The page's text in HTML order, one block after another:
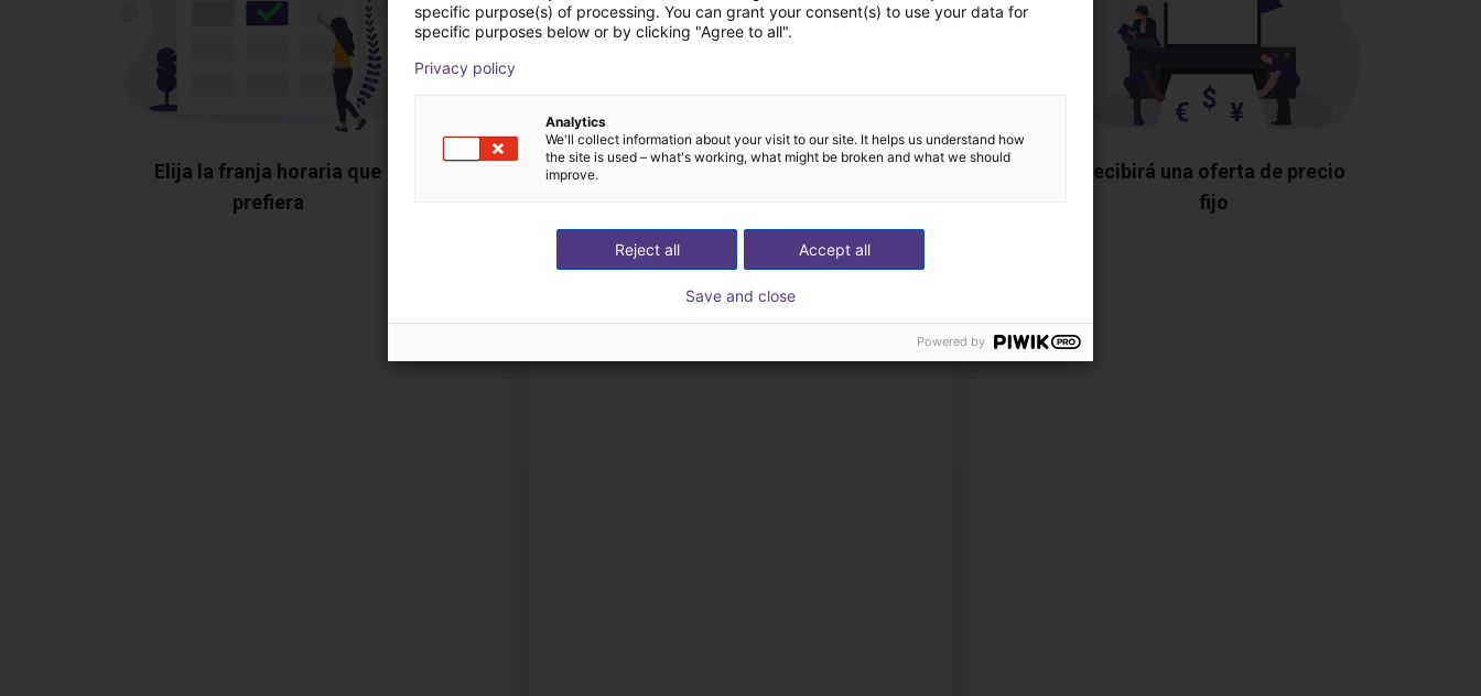
Elija la franja horaria que
prefiera
Definimos con usted todos los
Recibirá una oferta de precio
fijo
specific purpose(s) of processing. You can grant your consent(s) to use your data for
specific purposes below or by clicking "Agree to all".
Privacy policy
Analytics
We'll collect information about your visit to our site. It helps us understand how
the site is used – what's working, what might be broken and what we should
improve.
Accept all
Reject all
Save and close
Powered by